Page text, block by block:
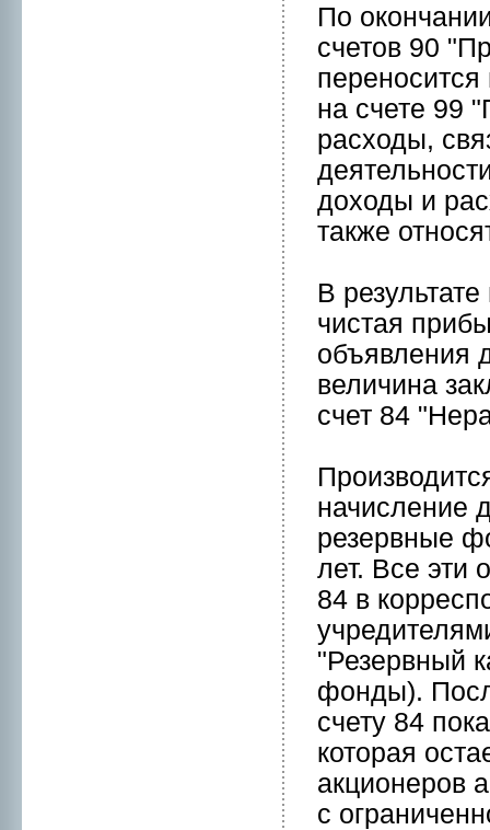
По
счетов 90
на счете 99
расходы,
доходы и
также
В
чистая
объявления
величина
счет 84
начисление
резервные
лет. Все эти
84 в
"Резервный
фонды).
счету 84
которая
акционepов
с